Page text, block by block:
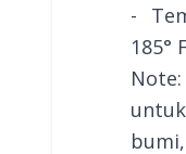
-
185°